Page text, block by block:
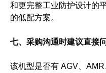
和更完整工业防护设计的
的低配方案。
七、采购沟通时建议直接
该机型是否有 AGV、